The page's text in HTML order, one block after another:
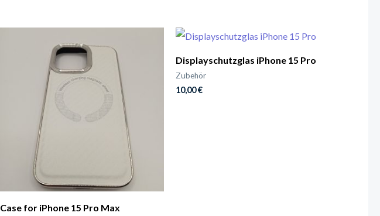
Case for iPhone 15 Pro Max
Displayschutzglas iPhone 15 Pro
Zubehör
10,00€